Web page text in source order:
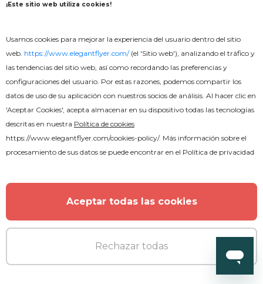
MORE FROM THE AUTHOR
¡Este sitio web utiliza cookies!
Usamos cookies para mejorar la experiencia del usuario dentro del sitio
web. https://www.elegantflyer.com/(el 'Sitio web'), analizando el tráfico y
las tendencias del sitio web, así como recordando las preferencias y
configuraciones del usuario. Por estas razones, podemos compartir los
datos de uso de su aplicación con nuestros socios de análisis. Al hacer clic en
'Aceptar Cookies', acepta almacenar en su dispositivo todas las tecnologías
descritas en nuestra Política de cookies
https://www.elegantflyer.com/cookies-policy/. Más información sobre el
procesamiento de sus datos se puede encontrar en el Política de privacidad
Aceptar todas las cookies
Rechazar todas